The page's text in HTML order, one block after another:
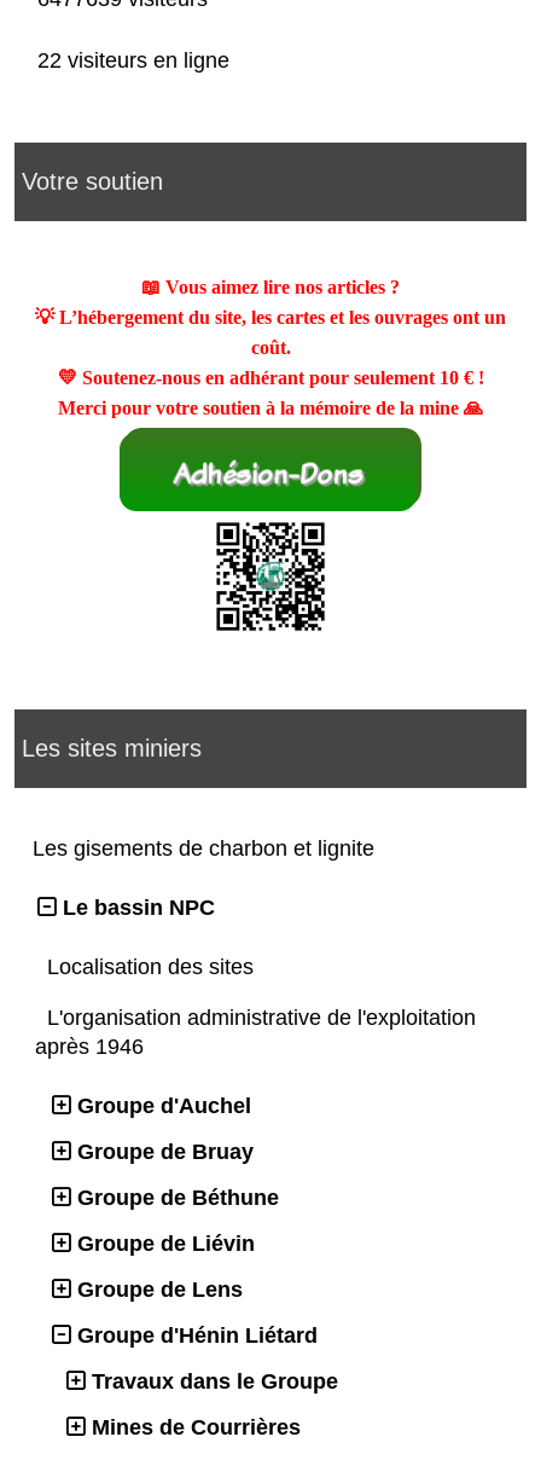
22 visiteurs en ligne
Votre soutien
📖 Vous aimez lire nos articles ?
💡 L’hébergement du site, les cartes et les ouvrages ont un
coût.
💛 Soutenez-nous en adhérant pour seulement 10 €!
Merci pour votre soutien à la mémoire de la mine 🙏
Les sites miniers
Les gisements de charbon et lignite
Le bassin NPC
Localisation des sites
L'organisation administrative de l'exploitation
après 1946
Groupe d'Auchel
Groupe de Bruay
Groupe de Béthune
Groupe de Liévin
Groupe de Lens
Groupe d'Hénin Liétard
Travaux dans le Groupe
Mines de Courrières